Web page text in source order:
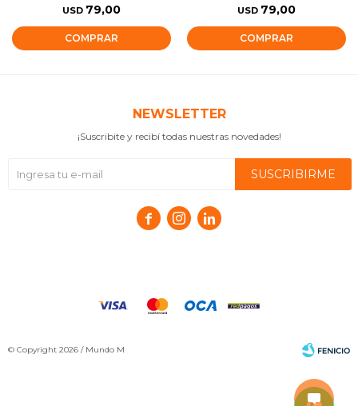
USD 79,00 USD 79,00
NEWSLETTER
¡Suscribite y recibí todas nuestras novedades!
SUSCRIBIRME
  
© Copyright 2026 / Mundo M